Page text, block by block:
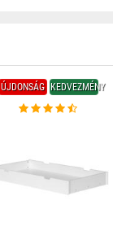
ÚJDONSÁG KEDVEZMÉNY